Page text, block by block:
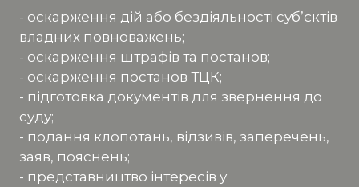
- оскарження дій або бездіяльності суб’єктів
владних повноважень;
- оскарження штрафів та постанов;
- оскарження постанов ТЦК;
- підготовка документів для звернення до
суду;
- подання клопотань, відзивів, заперечень,
заяв, пояснень;
- представництво інтересів у